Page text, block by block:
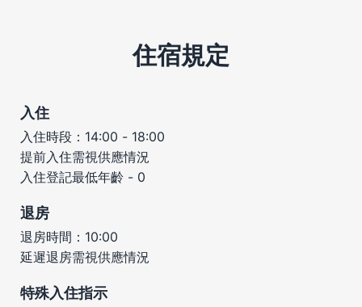
住宿規定
入住
入住時段：14:00 - 18:00
提前入住需視供應情況
入住登記最低年齡 - 0
退房
退房時間：10:00
延遲退房需視供應情況
特殊入住指示